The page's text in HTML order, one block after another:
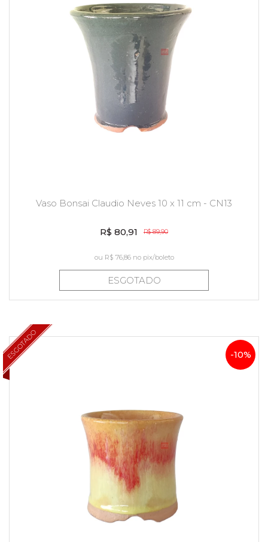
Vaso Bonsai Claudio Neves 10 x 11 cm - CN13
R$ 80,91 R$ 89,90
ou R$ 76,86no pix/boleto
ESGOTADO
ESGOTADO -10%